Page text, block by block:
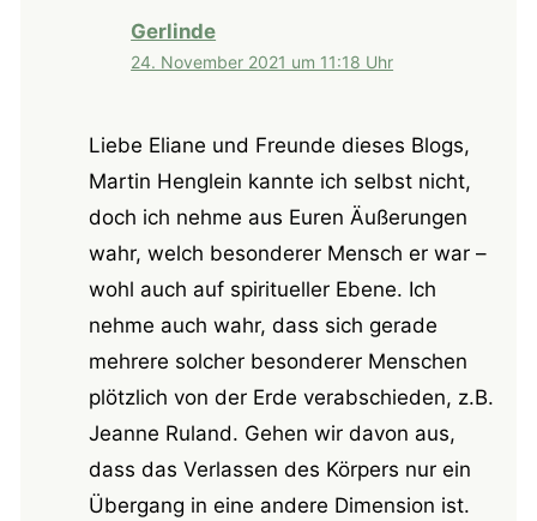
Gerlinde
24. November 2021 um 11:18 Uhr
Liebe Eliane und Freunde dieses Blogs,
Martin Henglein kannte ich selbst nicht,
doch ich nehme aus Euren Äußerungen
wahr, welch besonderer Mensch er war –
wohl auch auf spiritueller Ebene. Ich
nehme auch wahr, dass sich gerade
mehrere solcher besonderer Menschen
plötzlich von der Erde verabschieden, z.B.
Jeanne Ruland. Gehen wir davon aus,
dass das Verlassen des Körpers nur ein
Übergang in eine andere Dimension ist.